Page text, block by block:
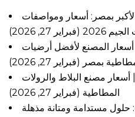
بمصر: أسعار ومواصفات
2026
(فبراير 27, 2026)
مطاط 2 سم 2026 | أسعار المصنع لأفضل أرضيات
بمصر (فبراير 27, 2026)
ارضيات جيم في مصر 2026 | أسعار مصنع البلاط والرولات
المطاطية (فبراير 27, 2026)
مستدامة ومتانة مذهلة